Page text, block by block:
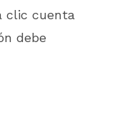
clic cuenta
debe